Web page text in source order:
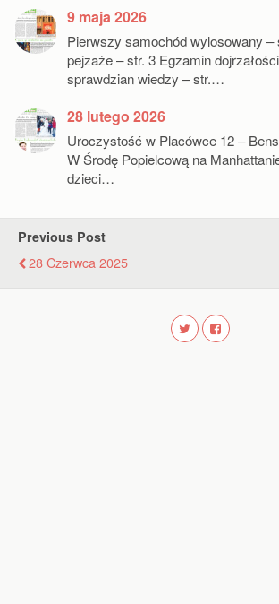
9 maja 2026
Pierwszy samochód wylosowany –
pejzaże – str. 3 Egzamin
sprawdzian wiedzy – str.…
28 lutego 2026
Uroczystość w Placówce 12 –
W Środę Popielcową na
dzieci…
Previous Post
28 Czerwca 2025